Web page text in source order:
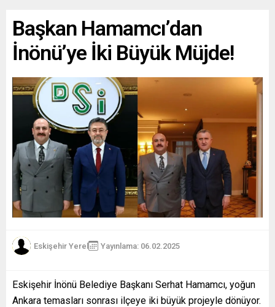
Başkan Hamamcı’dan
İnönü’ye İki Büyük Müjde!
Eskişehir Yerel Yayınlama: 06.02.2025
Eskişehir İnönü Belediye Başkanı Serhat Hamamcı, yoğun
Ankara temasları sonrası ilçeye iki büyük projeyle dönüyor.